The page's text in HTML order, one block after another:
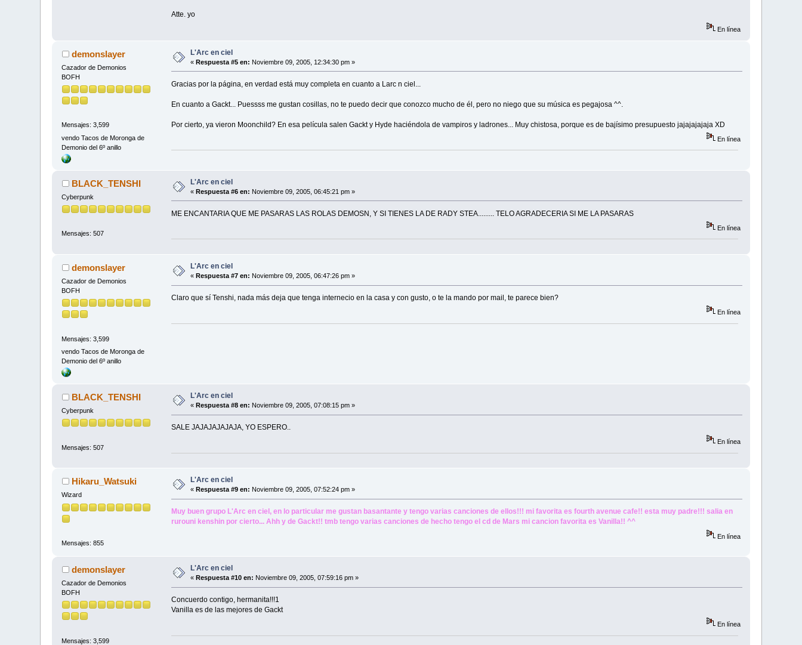
Atte. yo
En línea
demonslayer
Cazador de Demonios
BOFH
Mensajes: 3,599
vendo Tacos de Moronga de
Demonio del 6º anillo
L'Arc en ciel
«Respuesta #5 en: Noviembre 09, 2005, 12:34:30 pm »
Gracias por la página, en verdad está muy completa en cuanto a Larc n ciel...
En cuanto a Gackt... Puessss me gustan cosillas, no te puedo decir que conozco mucho de él, pero no niego que su música es pegajosa ^^.
Por cierto, ya vieron Moonchild? En esa película salen Gackt y Hyde haciéndola de vampiros y ladrones... Muy chistosa, porque es de bajísimo presupuesto jajajajajaja XD
En línea
BLACK_TENSHI
Cyberpunk
Mensajes: 507
L'Arc en ciel
«Respuesta #6 en: Noviembre 09, 2005, 06:45:21 pm »
ME ENCANTARIA QUE ME PASARAS LAS ROLAS DEMOSN, Y SI TIENES LA DE RADY STEA......... TELO AGRADECERIA SI ME LA PASARAS
En línea
demonslayer
Cazador de Demonios
BOFH
Mensajes: 3,599
vendo Tacos de Moronga de
Demonio del 6º anillo
L'Arc en ciel
«Respuesta #7 en: Noviembre 09, 2005, 06:47:26 pm »
Claro que sí Tenshi, nada más deja que tenga internecio en la casa y con gusto, o te la mando por mail, te parece bien?
En línea
BLACK_TENSHI
Cyberpunk
Mensajes: 507
L'Arc en ciel
«Respuesta #8 en: Noviembre 09, 2005, 07:08:15 pm »
SALE JAJAJAJAJAJA, YO ESPERO..
En línea
Hikaru_Watsuki
Wizard
Mensajes: 855
L'Arc en ciel
« Respuesta #9 en: Noviembre 09, 2005, 07:52:24 pm »
Muy buen grupo L'Arc en ciel, en lo particular me gustan basantante y tengo varias canciones de ellos!!! mi favorita es fourth avenue cafe!! esta muy padre!!! salia en
rurouni kenshin por cierto... Ahh y de Gackt!! tmb tengo varias canciones de hecho tengo el cd de Mars mi cancion favorita es Vanilla!! ^^
En línea
demonslayer
Cazador de Demonios
BOFH
Mensajes: 3,599
L'Arc en ciel
«Respuesta #10 en: Noviembre 09, 2005, 07:59:16 pm »
Concuerdo contigo, hermanita!!!1
Vanilla es de las mejores de Gackt
En línea